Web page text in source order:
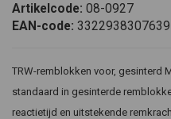
Artikelcode: 08-0927
EAN-code: 3322938307639
TRW-remblokken voor, gesinterd
standaard in gesinterde
reactietijd en uitstekende